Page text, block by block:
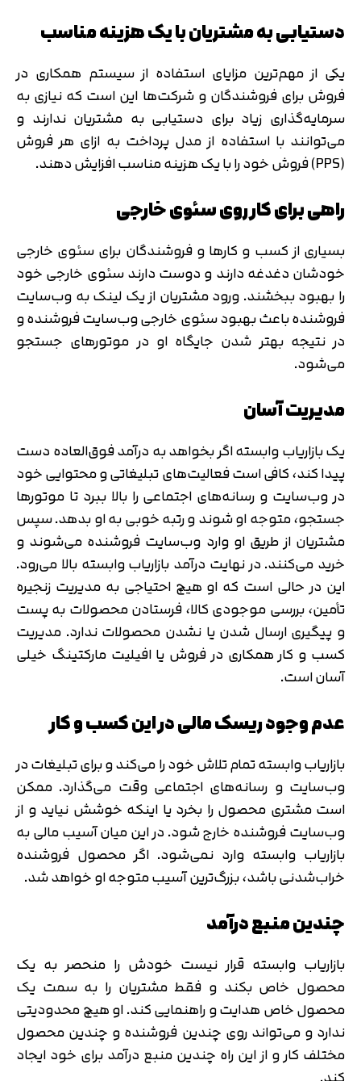
دستیابی به مشتریان با یک هزینه مناسب
یکی از مهم‌ترین مزایای استفاده از سیستم همکاری در
فروش برای فروشندگان و شرکت‌ها این است که نیازی به
سرمایه‌گذاری زیاد برای دستیابی به مشتریان ندارند و
می‌توانند با استفاده از مدل پرداخت به ازای هر فروش
(PPS) فروش خود را با یک هزینه مناسب افزایش دهند.
راهی برای کار روی سئوی خارجی
بسیاری از کسب و کارها و فروشندگان برای سئوی خارجی
خودشان دغدغه دارند و دوست دارند سئوی خارجی خود
را بهبود ببخشند. ورود مشتریان از یک لینک به وب‌سایت
فروشنده باعث بهبود سئوی خارجی وب‌سایت فروشنده و
در نتیجه بهتر شدن جایگاه او در موتورهای جستجو
می‌شود.
مدیریت آسان
یک بازاریاب وابسته اگر بخواهد به درآمد فوق‌العاده دست
پیدا کند، کافی است فعالیت‌های تبلیغاتی و محتوایی خود
در وب‌سایت و رسانه‌های اجتماعی را بالا ببرد تا موتورها
جستجو، متوجه او شوند و رتبه خوبی به او بدهد. سپس
مشتریان از طریق او وارد وب‌سایت فروشنده می‌شوند و
خرید می‌کنند. در نهایت درآمد بازاریاب وابسته بالا می‌رود.
این در حالی است که او هیچ احتیاجی به مدیریت زنجیره
تأمین، بررسی موجودی کالا، فرستادن محصولات به پست
و پیگیری ارسال شدن یا نشدن محصولات ندارد. مدیریت
کسب و کار همکاری در فروش یا افیلیت مارکتینگ خیلی
آسان است.
عدم وجود ریسک مالی در این کسب و کار
بازاریاب وابسته تمام تلاش خود را می‌کند و برای تبلیغات در
وب‌سایت و رسانه‌های اجتماعی وقت می‌گذارد. ممکن
است مشتری محصول را بخرد یا اینکه خوشش نیاید و از
وب‌سایت فروشنده خارج شود. در این میان آسیب مالی به
بازاریاب وابسته وارد نمی‌شود. اگر محصول فروشنده
خراب‌شدنی باشد، بزرگ‌ترین آسیب متوجه او خواهد شد.
چندین منبع درآمد
بازاریاب وابسته قرار نیست خودش را منحصر به یک
محصول خاص بکند و فقط مشتریان را به سمت یک
محصول خاص هدایت و راهنمایی کند. او هیچ محدودیتی
ندارد و می‌تواند روی چندین فروشنده و چندین محصول
مختلف کار و از این راه چندین منبع درآمد برای خود ایجاد